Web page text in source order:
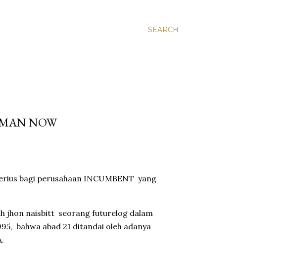
SEARCH
NOW
bagi perusahaan INCUMBENT yang
jhon naisbitt seorang futurelog dalam
bahwa abad 21 ditandai oleh adanya